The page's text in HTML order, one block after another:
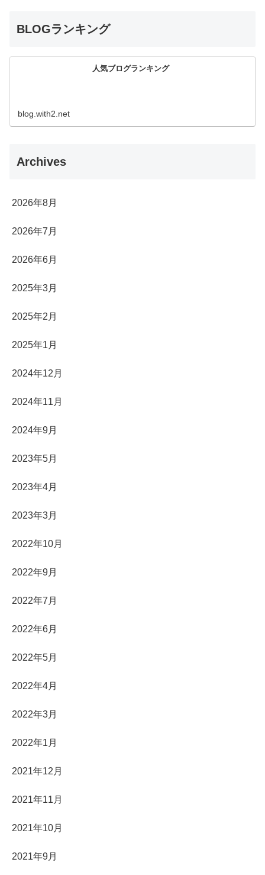
BLOGランキング
人気ブログランキング
blog.with2.net
Archives
2026年8月
2026年7月
2026年6月
2025年3月
2025年2月
2025年1月
2024年12月
2024年11月
2024年9月
2023年5月
2023年4月
2023年3月
2022年10月
2022年9月
2022年7月
2022年6月
2022年5月
2022年4月
2022年3月
2022年1月
2021年12月
2021年11月
2021年10月
2021年9月